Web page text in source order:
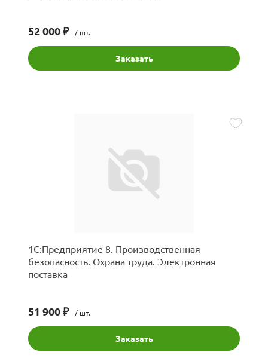
52 000 ₽ / шт.
Заказать
1С:Предприятие 8. Производственная
безопасность. Охрана труда. Электронная
поставка
51 900 ₽ / шт.
Заказать